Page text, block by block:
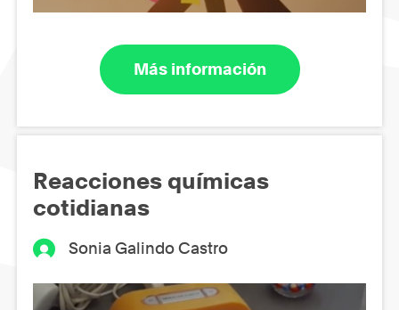
Más información
Reacciones químicas
cotidianas
Sonia Galindo Castro